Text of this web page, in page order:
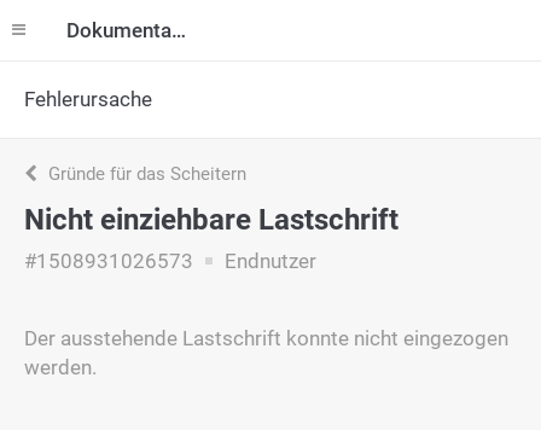
Dokumentation
Fehlerursache
Gründe für das Scheitern
Nicht einziehbare Lastschrift
#1508931026573 Endnutzer
Der ausstehende Lastschrift konnte nicht eingezogen
werden.